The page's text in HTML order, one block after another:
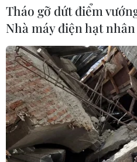
Tháo gỡ dứt điểm
Nhà máy điện hạt